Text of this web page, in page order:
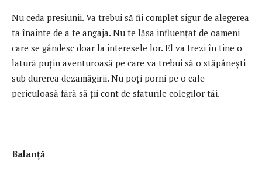
Nu ceda presiunii. Va trebui să fii complet sigur de alegerea
ta înainte de a te angaja. Nu te lăsa influențat de oameni
care se gândesc doar la interesele lor. El va trezi în tine o
latură puțin aventuroasă pe care va trebui să o stăpânești
sub durerea dezamăgirii. Nu poți porni pe o cale
periculoasă fără să ții cont de sfaturile colegilor tăi.
Balanță